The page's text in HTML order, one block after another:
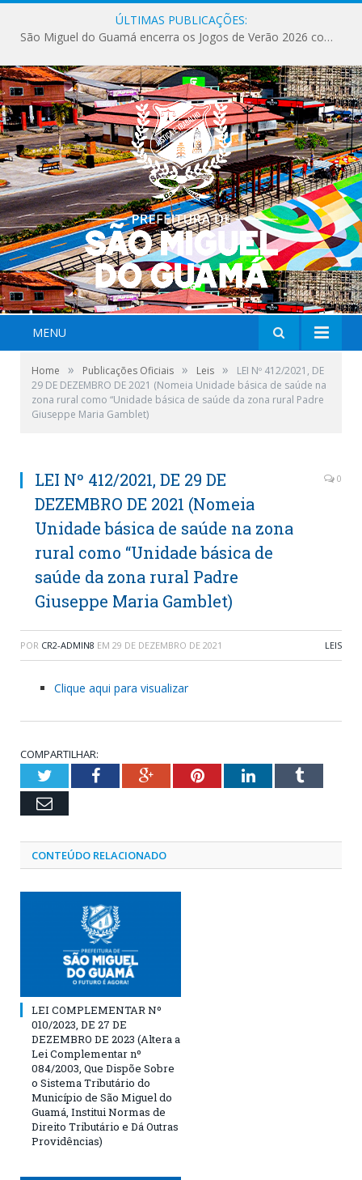
ÚLTIMAS PUBLICAÇÕES:
São Miguel do Guamá encerra os Jogos de Verão 2026 com sucesso de público e competições.
MENU
Home » Publicações Oficiais » Leis »
LEI Nº 412/2021, DE
29 DE DEZEMBRO DE 2021 (Nomeia Unidade básica de saúde na
zona rural como “Unidade básica de saúde da zona rural Padre
Giuseppe Maria Gamblet)
LEI Nº 412/2021, DE 29 DE
DEZEMBRO DE 2021 (Nomeia
Unidade básica de saúde na zona
rural como “Unidade básica de
saúde da zona rural Padre
Giuseppe Maria Gamblet)
0
POR CR2-ADMIN8 EM 29 DE DEZEMBRO DE 2021 LEIS
Clique aqui para visualizar
COMPARTILHAR:
TwitterFacebookGoogle+PinterestLinkedInTumblr
Email
CONTEÚDO RELACIONADO
LEI COMPLEMENTAR Nº
010/2023, DE 27 DE
DEZEMBRO DE 2023 (Altera a
Lei Complementar nº
084/2003, Que Dispõe Sobre
o Sistema Tributário do
Município de São Miguel do
Guamá, Institui Normas de
Direito Tributário e Dá Outras
Providências)